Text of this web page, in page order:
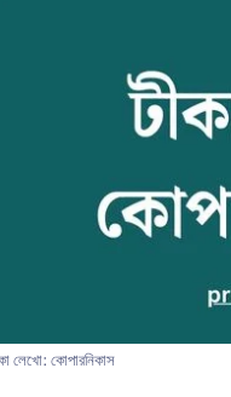
লেখো: কোপারনিকাস